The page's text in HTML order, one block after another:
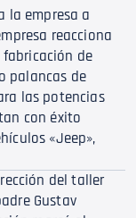
la empresa a
reacciona
de
palancas de
las potencias
con éxito
«Jeep»,
del taller
Gustav